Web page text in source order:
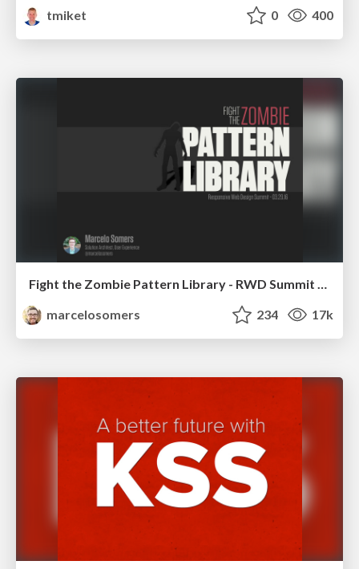
tmiket 0 400
Fight the Zombie Pattern Library - RWD Summit 2016
marcelosomers
234 17k